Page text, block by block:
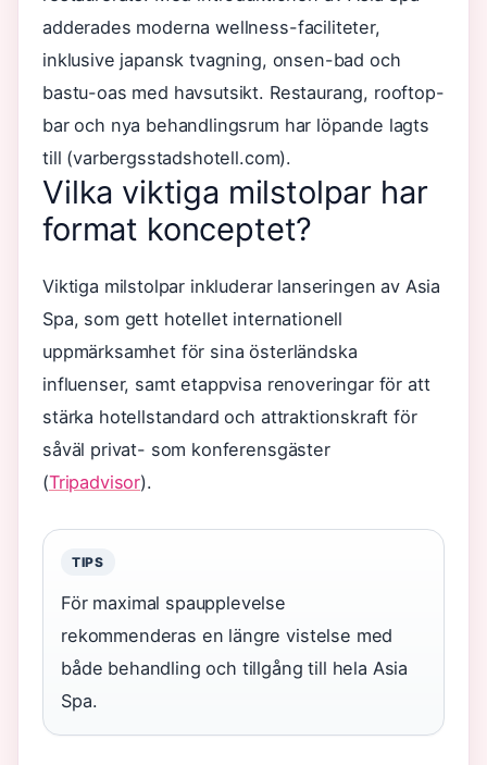
adderades moderna wellness-faciliteter,
inklusive japansk tvagning, onsen-bad och
bastu-oas med havsutsikt. Restaurang, rooftop-
bar och nya behandlingsrum har löpande lagts
till (varbergsstadshotell.com).
Vilka viktiga milstolpar har
format konceptet?
Viktiga milstolpar inkluderar lanseringen av Asia
Spa, som gett hotellet internationell
uppmärksamhet för sina österländska
influenser, samt etappvisa renoveringar för att
stärka hotellstandard och attraktionskraft för
såväl privat- som konferensgäster
(Tripadvisor).
TIPS
För maximal spaupplevelse
rekommenderas en längre vistelse med
både behandling och tillgång till hela Asia
Spa.